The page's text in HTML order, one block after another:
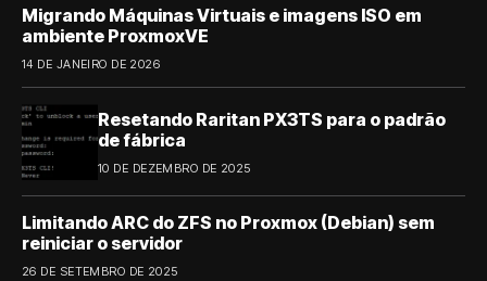
Migrando Máquinas Virtuais e imagens ISO em
ambiente ProxmoxVE
14 DE JANEIRO DE 2026
Resetando Raritan PX3TS para o padrão
de fábrica
10 DE DEZEMBRO DE 2025
Limitando ARC do ZFS no Proxmox (Debian) sem
reiniciar o servidor
26 DE SETEMBRO DE 2025